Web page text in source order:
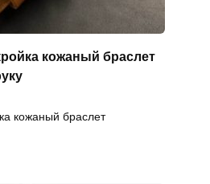
кожаный браслет
кожаный браслет